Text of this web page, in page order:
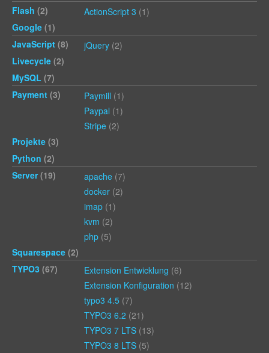
Flash (2) ActionScript 3 (1)
Google (1)
JavaScript (8) jQuery (2)
Livecycle (2)
MySQL (7)
Payment (3) Paymill (1)
Paypal (1)
Stripe (2)
Projekte (3)
Python (2)
Server(19) apache (7)
docker (2)
imap (1)
kvm (2)
php (5)
Squarespace (2)
TYPO3 (67) Extension Entwicklung (6)
Extension Konfiguration (12)
typo3 4.5 (7)
TYPO3 6.2 (21)
TYPO3 7 LTS (13)
TYPO3 8 LTS (5)